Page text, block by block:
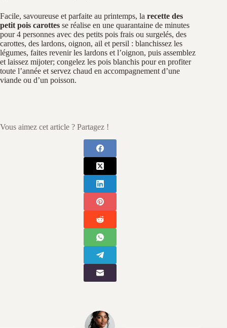
Facile, savoureuse et parfaite au printemps, la recette des
petit pois carottes se réalise en une quarantaine de minutes
pour 4 personnes avec des petits pois frais ou surgelés, des
carottes, des lardons, oignon, ail et persil : blanchissez les
légumes, faites revenir les lardons et l’oignon, puis assemblez
et laissez mijoter; congelez les pois blanchis pour en profiter
toute l’année et servez chaud en accompagnement d’une
viande ou d’un poisson.
Vous aimez cet article ? Partagez !